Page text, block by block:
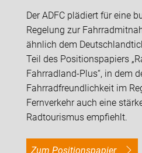
Der ADFC plädiert für eine
Regelung zur
ähnlich dem
Teil des Positionspapiers
Fahrradland-Plus“, in dem
Fahrradfreundlichkeit im
Fernverkehr auch eine
Radtourismus empfiehlt.
Zum Positionspapier